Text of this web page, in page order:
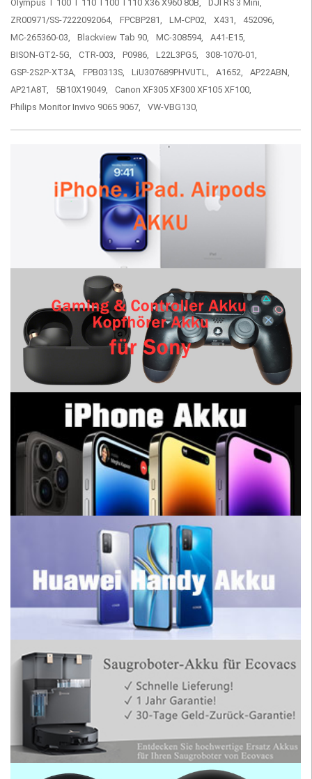
Olympus T 100 T 110 T100 T110 X36 X960 80B,
DJI RS 3 Mini,
ZR00971/SS-7222092064,
FPCBP281, LM-CP02, X431,
452096,
MC-265360-03,
Blackview Tab 90, MC-308594,
A41-E15,
BISON-GT2-5G,
CTR-003, P0986, L22L3PG5,
308-1070-01,
GSP-2S2P-XT3A,
FPB0313S, LiU307689PHVUTL, A1652,
AP22ABN,
AP21A8T,
5B10X19049,
Canon XF305 XF300 XF105 XF100,
Philips Monitor Invivo 9065 9067,
VW-VBG130,